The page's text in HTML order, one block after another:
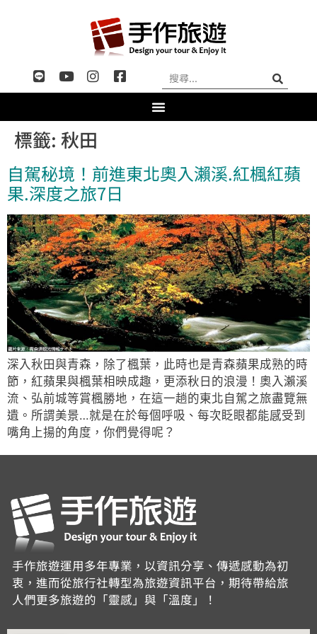
標籤: 秋田
自駕秘境！前進東北奧入瀨溪.紅楓紅蘋
果.深度之旅7日
深入秋田與青森，除了楓葉，此時也是青森蘋果成熟的時
節，紅蘋果與楓葉相映成趣，更添秋日的浪漫！奧入瀨溪
流、弘前城等賞楓勝地，在這一趟的東北自駕之旅盡覽無
遺。所謂美景…就是在於每個呼吸、每次眨眼都能感受到
嘴角上揚的角度，你們覺得呢？
手作旅遊運用多年專業，以資訊分享、傳遞感動為初
衷，進而從旅行社轉型為旅遊資訊平台，期待帶給旅
人們更多旅遊的「靈感」與「溫度」！